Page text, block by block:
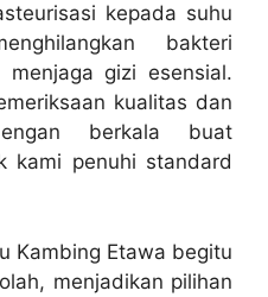
kepada suhu
bakteri
menjaga gizi esensial.
kualitas dan
berkala buat
kami penuhi standard
Kambing Etawa begitu
menjadikan pilihan